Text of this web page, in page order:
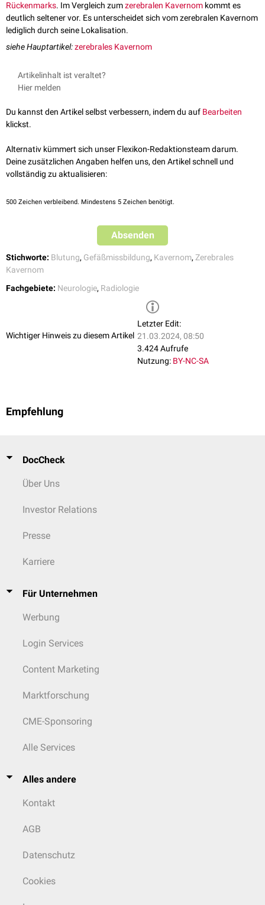
Rückenmarks. Im Vergleich zumzerebralen Kavernom kommt es
deutlich seltener vor. Es unterscheidet sich vom zerebralen Kavernom
lediglich durch seine Lokalisation.
siehe Hauptartikel:zerebrales Kavernom
Artikelinhalt ist veraltet?
Hier melden
Du kannst den Artikel selbst verbessern, indem du auf Bearbeiten
klickst.
Alternativ kümmert sich unser Flexikon-Redaktionsteam darum.
Deine zusätzlichen Angaben helfen uns, den Artikel schnell und
vollständig zu aktualisieren:
500 Zeichen verbleibend. Mindestens 5 Zeichen benötigt.
Absenden
Stichworte: Blutung, Gefäßmissbildung, Kavernom, Zerebrales
Kavernom
Fachgebiete: Neurologie, Radiologie
Wichtiger Hinweis zu diesem Artikel
Letzter Edit:
21.03.2024, 08:50
3.424 Aufrufe
Nutzung: BY-NC-SA
Empfehlung
DocCheck
Über Uns
Investor Relations
Presse
Karriere
Für Unternehmen
Werbung
Login Services
Content Marketing
Marktforschung
CME-Sponsoring
Alle Services
Alles andere
Kontakt
AGB
Datenschutz
Cookies